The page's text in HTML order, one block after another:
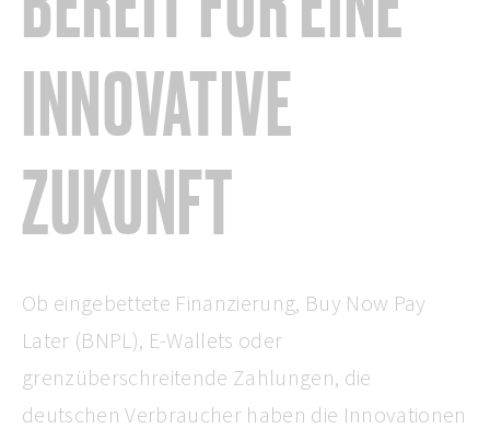
INNOVATIVE
ZUKUNFT
Ob eingebettete Finanzierung, Buy Now Pay
Later (BNPL), E-Wallets oder
grenzüberschreitende Zahlungen, die
deutschen Verbraucher haben die Innovationen